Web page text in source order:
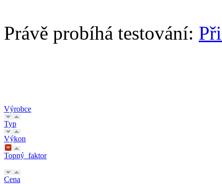
Právě probíhá testování:
Výrobce
Typ
Výkon
Topný_faktor
Cena